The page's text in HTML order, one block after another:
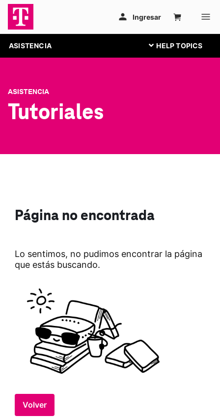
ASISTENCIA
ASISTENCIA
Tutoriales